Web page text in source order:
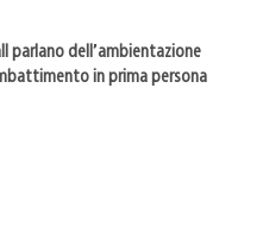
parlano dell’ambientazione
in prima persona